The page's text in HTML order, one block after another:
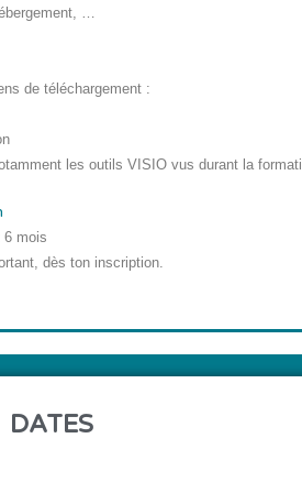
…
de téléchargement :
les outils VISIO vus durant la
6 mois
dès ton inscription.
DATES